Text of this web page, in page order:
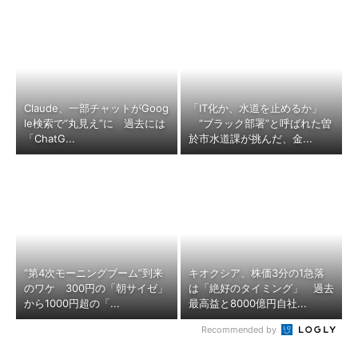
Claude、一部チャットがGoog
le検索で“丸見え”に 過去には
「ChatG...
「IT化か、水道を止めるか」
“ブラック部署”と呼ばれた曽
於市水道課が挑んだ、金...
“第4次モーニングブーム”到来
のワケ 300円の「朝サイゼ」
から1000円超の「...
キオクシア、株価3分の1急落
は「絶好のタイミング」 過去
最高益と8000億円自社...
Recommended by